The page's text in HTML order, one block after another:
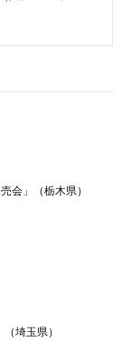
会」（栃木県）
埼玉県）